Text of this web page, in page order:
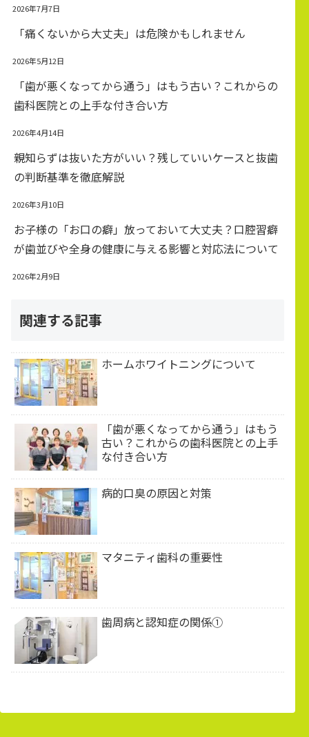
2026年7月7日
「痛くないから大丈夫」は危険かもしれません
2026年5月12日
「歯が悪くなってから通う」はもう古い？これからの
歯科医院との上手な付き合い方
2026年4月14日
親知らずは抜いた方がいい？残していいケースと抜歯
の判断基準を徹底解説
2026年3月10日
お子様の「お口の癖」放っておいて大丈夫？口腔習癖
が歯並びや全身の健康に与える影響と対応法について
2026年2月9日
関連する記事
ホームホワイトニングについて
「歯が悪くなってから通う」はもう
古い？これからの歯科医院との上手
な付き合い方
病的口臭の原因と対策
マタニティ歯科の重要性
歯周病と認知症の関係①